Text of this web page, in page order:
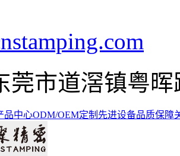
莞市道滘镇粤晖
品中心ODM/OEM定制 先进设备品质保障